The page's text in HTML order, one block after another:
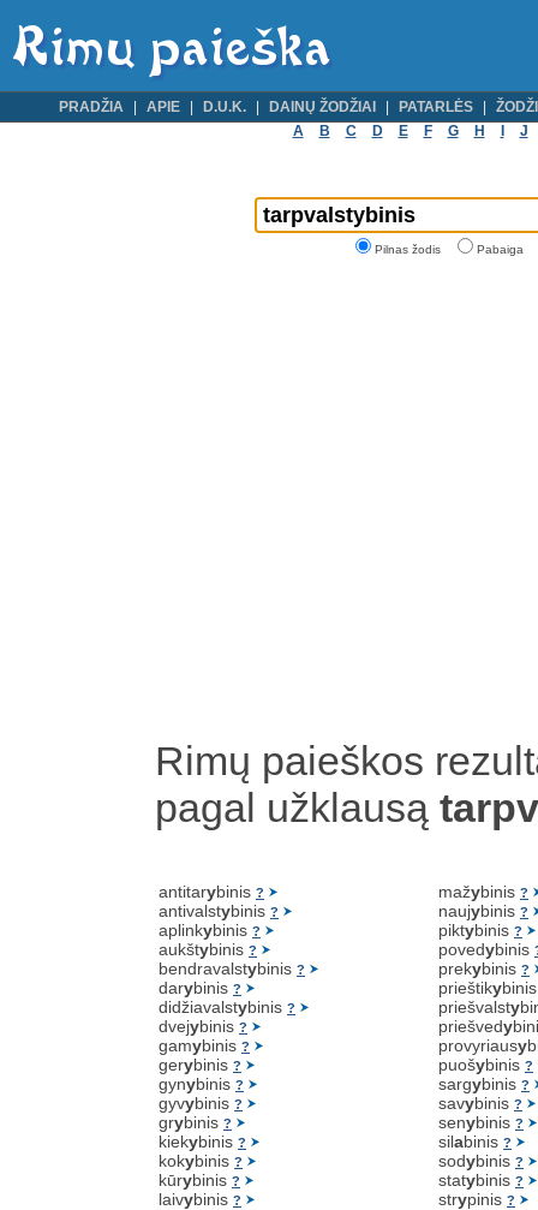
PRADŽIA APIE D.U.K. DAINŲ ŽODŽIAI PATARLĖS
A
B C D E F G H J
Pilnas žodis Pabaiga
Rimų paieškos
pagal užklausą
antitarybinis ?
antivalstybinis ?
aplinkybinis ?
aukštybinis ?
bendravalstybinis ?
darybinis ?
didžiavalstybinis ?
dvejybinis ?
gamybinis ?
gerybinis ?
gynybinis ?
gyvybinis ?
grybinis ?
kiekybinis ?
kokybinis ?
kūrybinis ?
laivybinis ?
mažybinis ?
naujybinis ?
piktybinis ?
povedybinis
prekybinis ?
prieštiky
priešvalsty
priešvedy
provyriausy
puošybinis ?
sargybinis ?
savybinis ?
senybinis ?
silabinis ?
sodybinis ?
statybinis ?
strypinis ?